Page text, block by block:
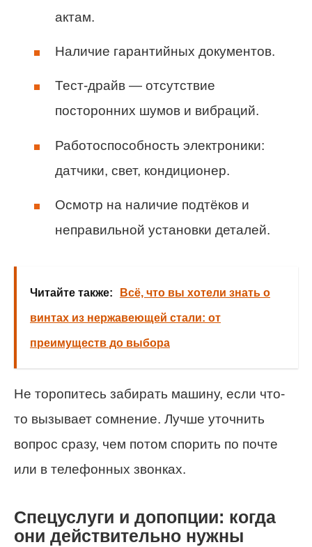
актам.
Наличие гарантийных документов.
Тест-драйв — отсутствие
посторонних шумов и вибраций.
Работоспособность электроники:
датчики, свет, кондиционер.
Осмотр на наличие подтёков и
неправильной установки деталей.
Читайте также: Всё, что вы хотели знать о
винтах из нержавеющей стали: от
преимуществ до выбора
Не торопитесь забирать машину, если что-
то вызывает сомнение. Лучше уточнить
вопрос сразу, чем потом спорить по почте
или в телефонных звонках.
Спецуслуги и допопции: когда
они действительно нужны